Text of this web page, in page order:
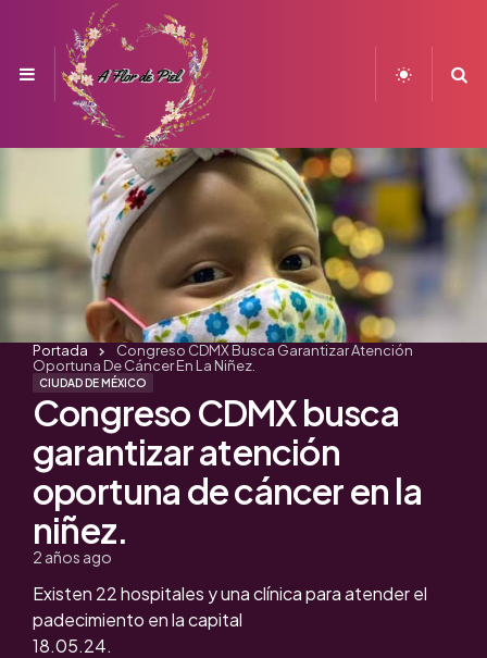
Menu
CIUDAD DE MÉXICO
Congreso CDMX busca
garantizar atención
oportuna de cáncer en la
niñez.
2 años ago
Portada
Congreso CDMX Busca Garantizar Atención
Oportuna De Cáncer En La Niñez.
Existen 22 hospitales y una clínica para atender el
padecimiento en la capital
18.05.24.